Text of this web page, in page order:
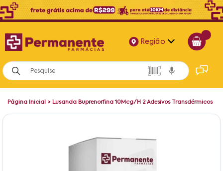
Região
Alagoas
Bahia
Página Inicial > Lusanda Buprenorfina 10Mcg/H 2 Adesivos Transdérmicos